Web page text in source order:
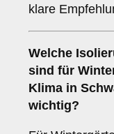
klare
Welche
sind für
Klima in
wichtig?